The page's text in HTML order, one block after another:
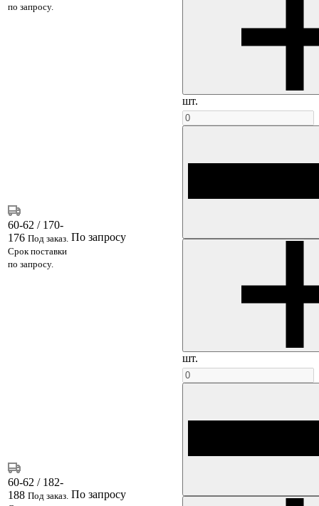
по запросу.
шт.
60-62 / 170-
176 Под заказ.
Срок поставки
по запросу.
По запросу
шт.
60-62 / 182-
188 Под заказ. По запросу